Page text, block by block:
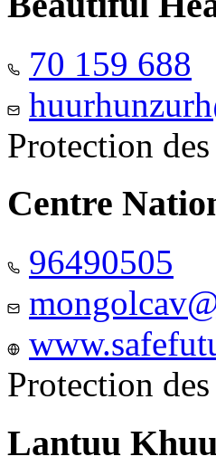
70 159 688
Protection
Centre
96490505
Protection
Lantuu Khuu